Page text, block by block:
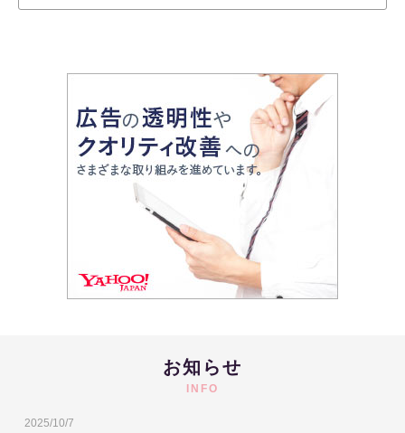
お知らせ
INFO
2025/10/7